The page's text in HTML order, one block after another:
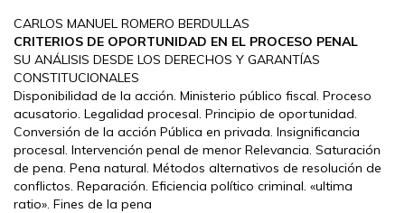
CARLOS MANUEL ROMERO BERDULLAS
CRITERIOS DE OPORTUNIDAD EN EL PROCESO PENAL
SU ANÁLISIS DESDE LOS DERECHOS Y GARANTÍAS
CONSTITUCIONALES
Disponibilidad de la acción. Ministerio público fiscal. Proceso
acusatorio. Legalidad procesal. Principio de oportunidad.
Conversión de la acción Pública en privada. Insignificancia
procesal. Intervención penal de menor Relevancia. Saturación
de pena. Pena natural. Métodos alternativos de resolución de
conflictos. Reparación. Eficiencia político criminal. «ultima
ratio». Fines de la pena